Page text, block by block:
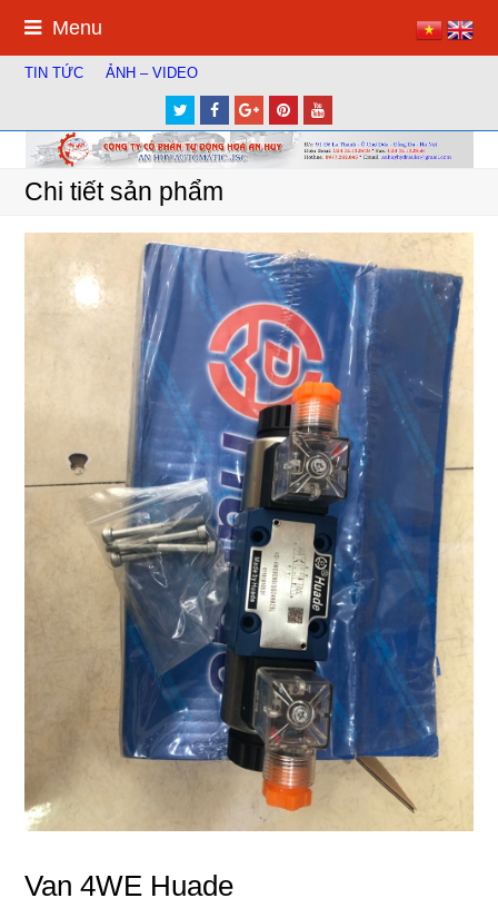
Menu
TIN TỨC ẢNH – VIDEO
TwitterFacebook
Google
Plus
Pinterest
Chi tiết sản phẩm
Van 4WE Huade